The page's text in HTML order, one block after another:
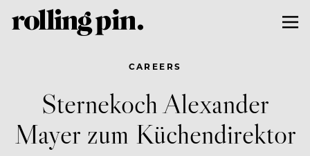
CAREERS
Sternekoch Alexander
Mayer zum Küchendirektor